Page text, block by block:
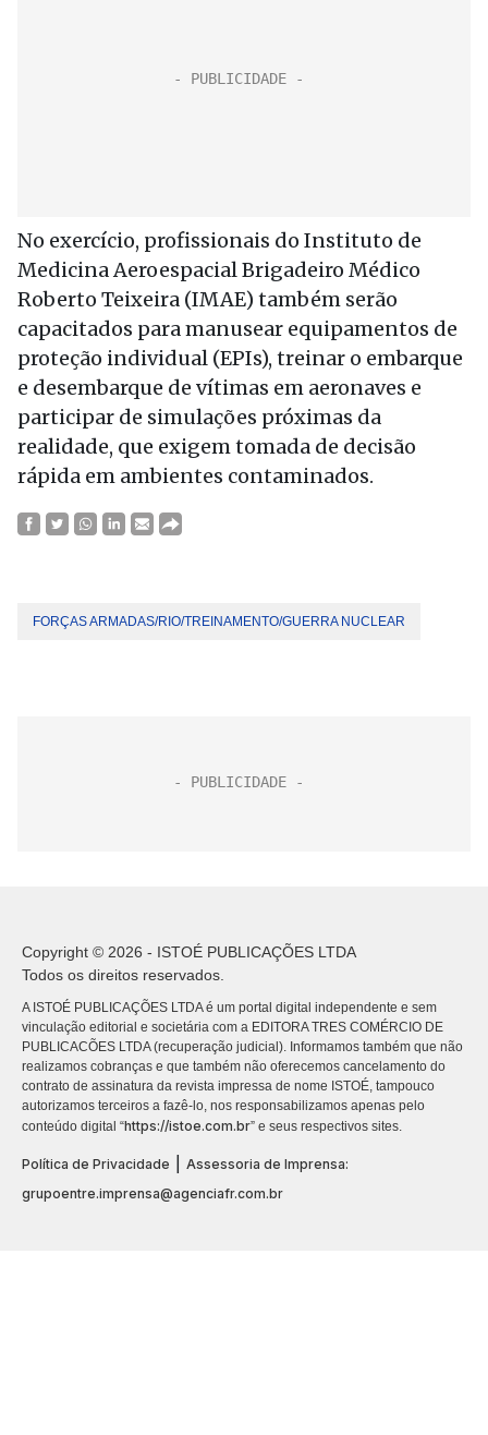
No exercício, profissionais do Instituto de
Medicina Aeroespacial Brigadeiro Médico
Roberto Teixeira (IMAE) também serão
capacitados para manusear equipamentos de
proteção individual (EPIs), treinar o embarque
e desembarque de vítimas em aeronaves e
participar de simulações próximas da
realidade, que exigem tomada de decisão
rápida em ambientes contaminados.
FORÇAS ARMADAS/RIO/TREINAMENTO/GUERRA NUCLEAR
Copyright © 2026 - ISTOÉ PUBLICAÇÕES LTDA
Todos os direitos reservados.
A ISTOÉ PUBLICAÇÕES LTDA é um portal digital independente e sem
vinculação editorial e societária com a EDITORA TRES COMÉRCIO DE
PUBLICACÕES LTDA (recuperação judicial). Informamos também que não
realizamos cobranças e que também não oferecemos cancelamento do
contrato de assinatura da revista impressa de nome ISTOÉ, tampouco
autorizamos terceiros a fazê-lo, nos responsabilizamos apenas pelo
conteúdo digital “https://istoe.com.br” e seus respectivos sites.
Política de Privacidade
Assessoria de Imprensa:
grupoentre.imprensa@agenciafr.com.br